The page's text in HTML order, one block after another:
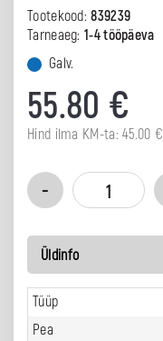
Tootekood:839239
Tarneaeg: 1-4 tööpäeva
Galv.
55.80 €
Hind ilma KM-ta:45.00 €
Üldinfo
Tüüp
Pea